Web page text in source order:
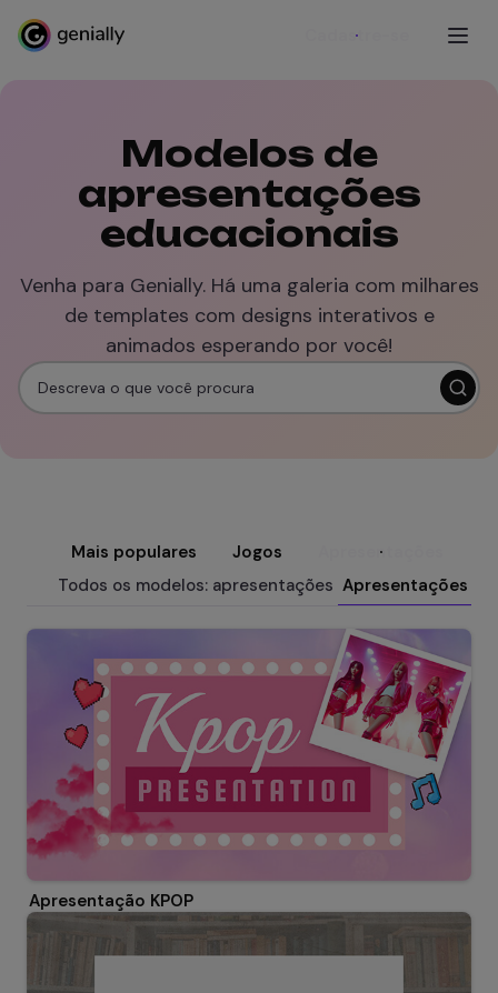
Cadastre-se
Modelos de
apresentações
educacionais
Venha para Genially. Há uma galeria com milhares
de templates com designs interativos e
animados esperando por você!
Mais populares Jogos Apresentações
Todos os modelos: apresentações Apresentações
Apresentação KPOP